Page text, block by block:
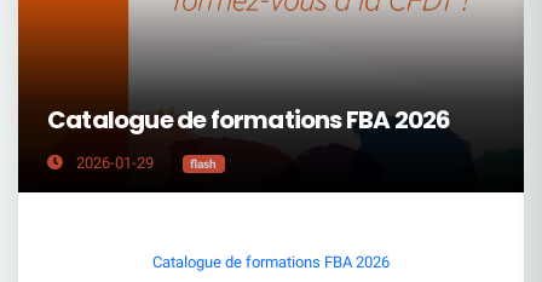
Catalogue de formations FBA 2026
2026-01-29 flash
Catalogue de formations FBA 2026